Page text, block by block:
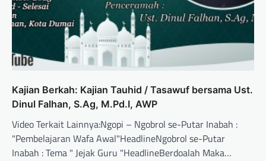
Kajian Berkah: Kajian Tauhid / Tasawuf bersama Ust.
Dinul Falhan, S.Ag, M.Pd.I, AWP
Video Terkait Lainnya:Ngopi – Ngobrol se-Putar Inabah :
"Pembelajaran Wafa Awal"HeadlineNgobrol se-Putar
Inabah : Tema " Jejak Guru "HeadlineBerdoalah Maka…